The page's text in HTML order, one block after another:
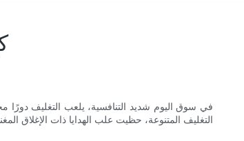
في سوق اليوم شديد التنافسية، يلعب التغليف دورًا
التغليف المتنوعة، حظيت علب الهدايا ذات الإغلاق